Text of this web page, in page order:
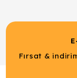
Fırsat &